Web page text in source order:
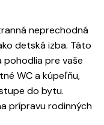
neprechodná
detská izba. Táto
pre vaše
WC a kúpeľňu,
do bytu.
prípravu rodinných